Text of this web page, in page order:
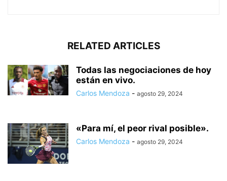
RELATED ARTICLES
Todas las negociaciones de hoy
están en vivo.
Carlos Mendoza - agosto 29, 2024
«Para mí, el peor rival posible».
Carlos Mendoza - agosto 29, 2024